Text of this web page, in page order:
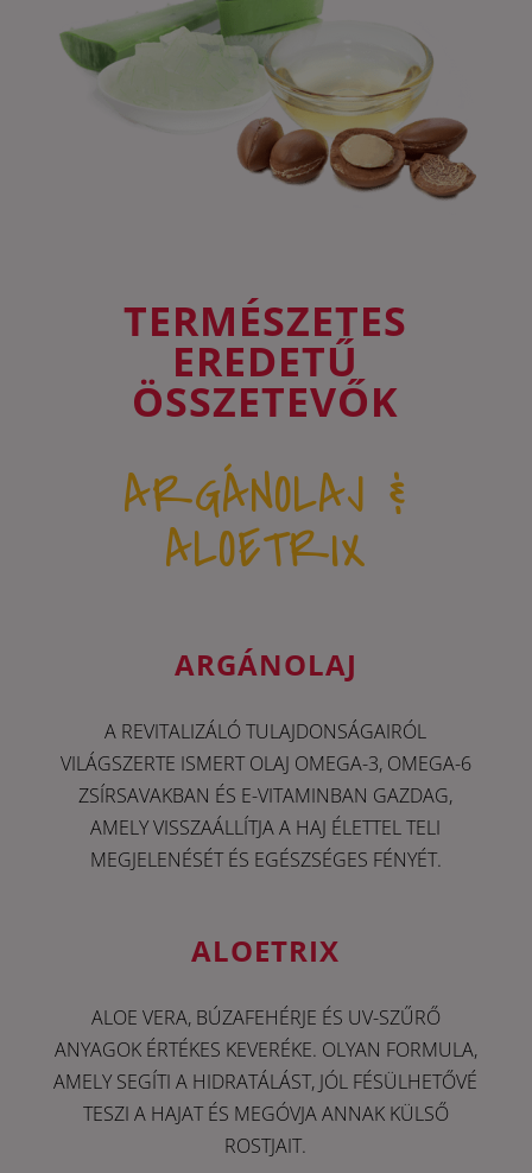
TERMÉSZETES
EREDETŰ
ÖSSZETEVŐK
ARGÁNOLAJ &
ALOETRIX
ARGÁNOLAJ
A REVITALIZÁLÓ TULAJDONSÁGAIRÓL
VILÁGSZERTE ISMERT OLAJ OMEGA-3, OMEGA-6
ZSÍRSAVAKBAN ÉS E-VITAMINBAN GAZDAG,
AMELY VISSZAÁLLÍTJA A HAJ ÉLETTEL TELI
MEGJELENÉSÉT ÉS EGÉSZSÉGES FÉNYÉT.
ALOETRIX
ALOE VERA, BÚZAFEHÉRJE ÉS UV-SZŰRŐ
ANYAGOK ÉRTÉKES KEVERÉKE. OLYAN FORMULA,
AMELY SEGÍTI A HIDRATÁLÁST, JÓL FÉSÜLHETŐVÉ
TESZI A HAJAT ÉS MEGÓVJA ANNAK KÜLSŐ
ROSTJAIT.